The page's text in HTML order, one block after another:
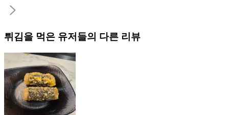
튀김을 먹은 유저들의 다른 리뷰